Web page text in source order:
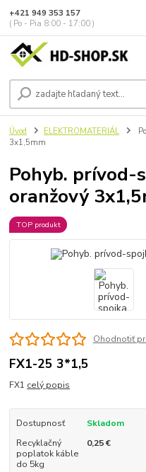
+421 949 353 157
( Po - Pia 8:00 - 17:00 )
Úvod ELEKTROMATERIÁL
3x1,5mm
Pohyb. prívod-
oranžový
TOP produkt
Ohodnotiť
FX1-25 3*1,5
FX1 celý popis
Dostupnosť
Skladom
Recyklačný
poplatok káble
do 5kg
0,25 €